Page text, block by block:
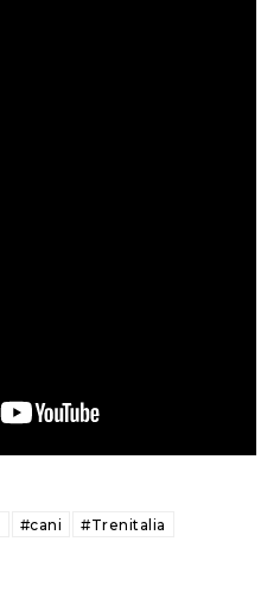
#cani
#Trenitalia